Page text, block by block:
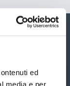
ed
media e per